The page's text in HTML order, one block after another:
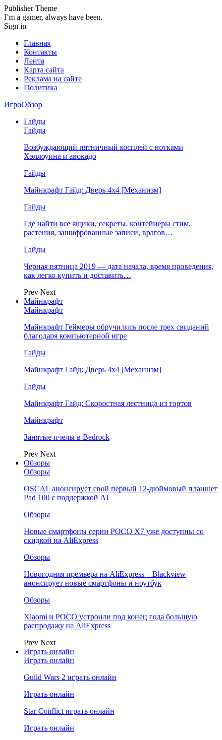
Publisher Theme
I’m a gamer, always have been.
Sign in
Главная
Контакты
Лента
Карта сайта
Реклама на сайте
Политика
ИгроОбзор
Гайды
Гайды
Возбуждающий пятничный косплей с нотками
Хэллоуина и авокадо
Гайды
Майнкрафт Гайд: Дверь 4х4 [Механизм]
Гайды
Где найти все ящики, секреты, контейнеры стим,
растения, зашифрованные записи, врагов…
Гайды
Черная пятница 2019 — дата начала, время проведения,
как легко купить и доставить…
Prev Next
Майнкрафт
Майнкрафт
Майнкрафт Геймеры обручились после трех свиданий
благодаря компьютерной игре
Гайды
Майнкрафт Гайд: Дверь 4х4 [Механизм]
Гайды
Майнкрафт Гайд: Скоростная лестница из тортов
Майнкрафт
Занятые пчелы в Bedrock
Prev Next
Обзоры
Обзоры
OSCAL анонсирует свой первый 12-дюймовый планшет
Pad 100 с поддержкой AI
Обзоры
Новые смартфоны серии POCO X7 уже доступны со
скидкой на AliExpress
Обзоры
Новогодняя премьера на AliExpress – Blackview
анонсирует новые смартфоны и ноутбук
Обзоры
Xiaomi и POCO устроили под конец года большую
распродажу на AliExpress
Prev Next
Играть онлайн
Играть онлайн
Guild Wars 2 играть онлайн
Играть онлайн
Star Conflict играть онлайн
Играть онлайн